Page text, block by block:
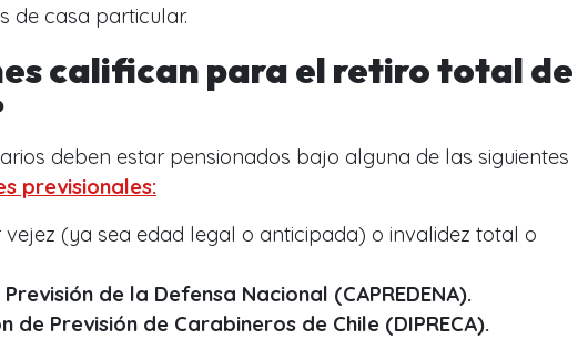
de casa particular.
califican para el retiro total de
deben estar pensionados bajo alguna de las siguientes
previsionales:
vejez (ya sea edad legal o anticipada) o invalidez total o
de la Defensa Nacional (CAPREDENA).
de Previsión de Carabineros de Chile (DIPRECA).